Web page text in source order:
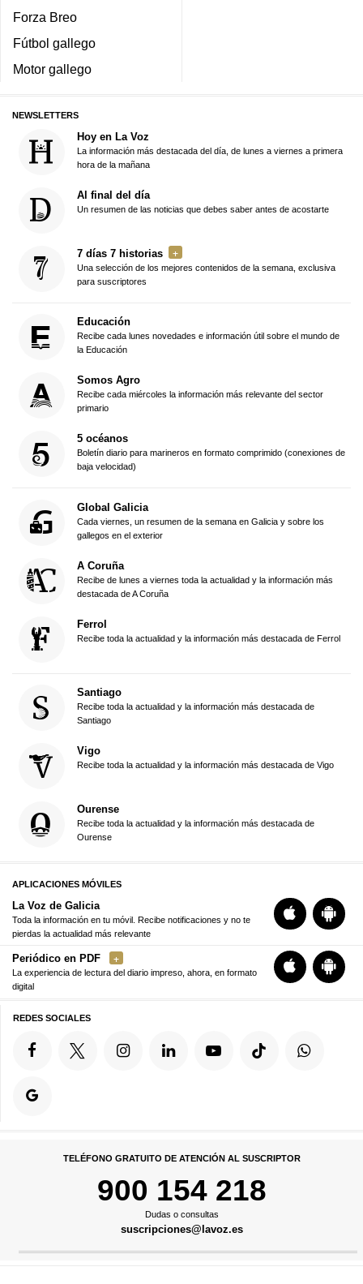
Forza Breo
Fútbol gallego
Motor gallego
NEWSLETTERS
Hoy en La Voz
La información más destacada del día, de lunes a viernes a primera
hora de la mañana
Al final del día
Un resumen de las noticias que debes saber antes de acostarte
7 días 7 historias
Una selección de los mejores contenidos de la semana, exclusiva
para suscriptores
Educación
Recibe cada lunes novedades e información útil sobre el mundo de
la Educación
Somos Agro
Recibe cada miércoles la información más relevante del sector
primario
5 océanos
Boletín diario para marineros en formato comprimido (conexiones de
baja velocidad)
Global Galicia
Cada viernes, un resumen de la semana en Galicia y sobre los
gallegos en el exterior
A Coruña
Recibe de lunes a viernes toda la actualidad y la información más
destacada de A Coruña
Ferrol
Recibe toda la actualidad y la información más destacada de Ferrol
Santiago
Recibe toda la actualidad y la información más destacada de
Santiago
Vigo
Recibe toda la actualidad y la información más destacada de Vigo
Ourense
Recibe toda la actualidad y la información más destacada de
Ourense
APLICACIONES MÓVILES
La Voz de Galicia
Toda la información en tu móvil. Recibe notificaciones y no te
pierdas la actualidad más relevante
Periódico en PDF
La experiencia de lectura del diario impreso, ahora, en formato
digital
REDES SOCIALES
TELÉFONO GRATUITO DE ATENCIÓN AL SUSCRIPTOR
900 154 218
Dudas o consultas
suscripciones@lavoz.es